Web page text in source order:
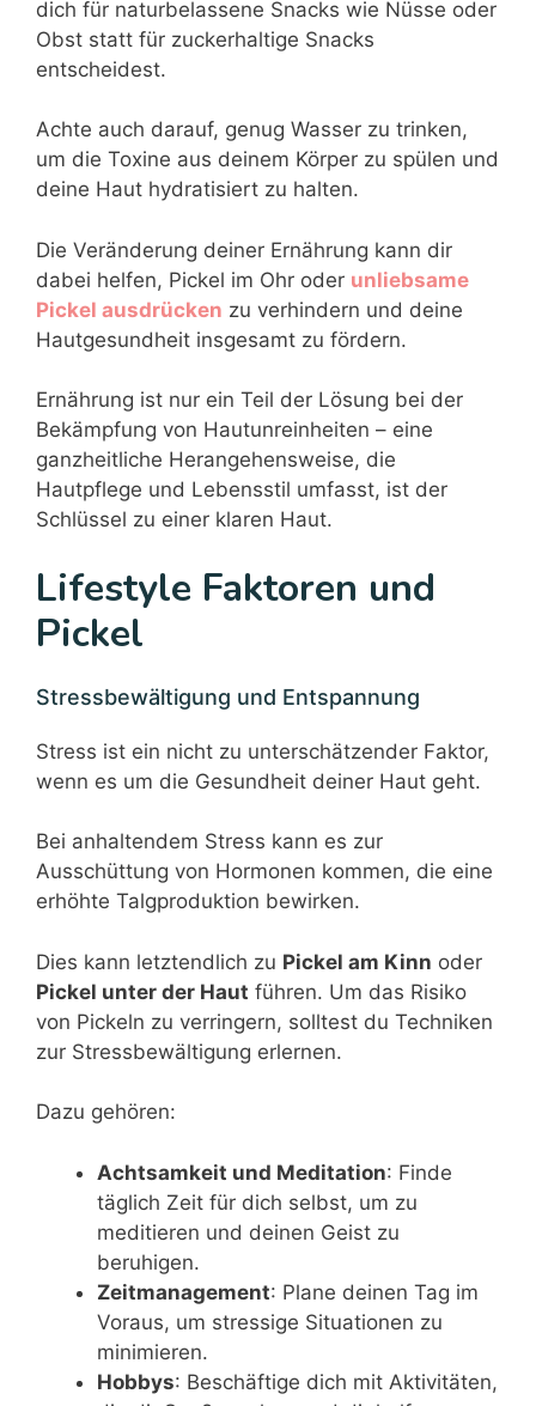
dich für naturbelassene Snacks wie Nüsse oder
Obst statt für zuckerhaltige Snacks
entscheidest.
Achte auch darauf, genug Wasser zu trinken,
um die Toxine aus deinem Körper zu spülen und
deine Haut hydratisiert zu halten.
Die Veränderung deiner Ernährung kann dir
dabei helfen, Pickel im Ohr oder unliebsame
Pickel ausdrücken zu verhindern und deine
Hautgesundheit insgesamt zu fördern.
Ernährung ist nur ein Teil der Lösung bei der
Bekämpfung von Hautunreinheiten – eine
ganzheitliche Herangehensweise, die
Hautpflege und Lebensstil umfasst, ist der
Schlüssel zu einer klaren Haut.
Lifestyle Faktoren und
Pickel
Stressbewältigung und Entspannung
Stress ist ein nicht zu unterschätzender Faktor,
wenn es um die Gesundheit deiner Haut geht.
Bei anhaltendem Stress kann es zur
Ausschüttung von Hormonen kommen, die eine
erhöhte Talgproduktion bewirken.
Dies kann letztendlich zu Pickel am Kinn oder
Pickel unter der Haut führen. Um das Risiko
von Pickeln zu verringern, solltest du Techniken
zur Stressbewältigung erlernen.
Dazu gehören:
Achtsamkeit und Meditation: Finde
täglich Zeit für dich selbst, um zu
meditieren und deinen Geist zu
beruhigen.
Zeitmanagement: Plane deinen Tag im
Voraus, um stressige Situationen zu
minimieren.
Hobbys: Beschäftige dich mit Aktivitäten,